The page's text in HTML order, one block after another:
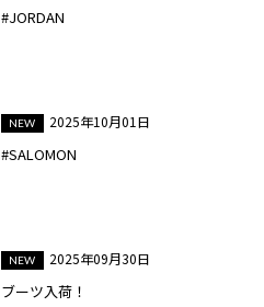
#JORDAN
2025年10月01日
#SALOMON
2025年09月30日
ブーツ入荷！